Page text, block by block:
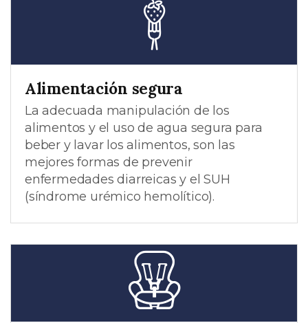
Alimentación segura
La adecuada manipulación de los
alimentos y el uso de agua segura para
beber y lavar los alimentos, son las
mejores formas de prevenir
enfermedades diarreicas y el SUH
(síndrome urémico hemolítico).